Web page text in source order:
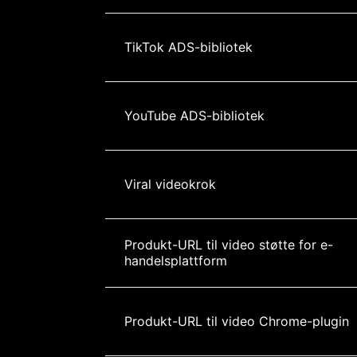
TikTok ADS-bibliotek
YouTube ADS-bibliotek
Viral videokrok
Produkt-URL til video støtte for e-
handelsplattform
Produkt-URL til video Chrome-plugin